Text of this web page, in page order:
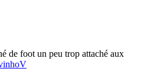
de foot un peu trop attaché aux